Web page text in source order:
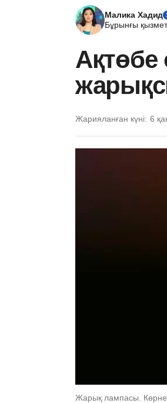
Малика Хадид
Бұрынғы
Жарияланған күні: 6
Жарық лампасы.